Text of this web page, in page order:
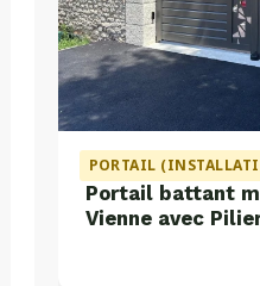
PORTAIL
Portail battant
Vienne avec